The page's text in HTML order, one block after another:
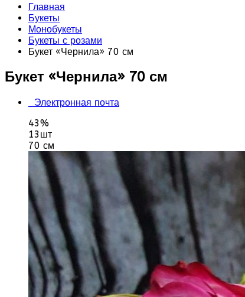
Главная
Букеты
Монобукеты
Букеты с розами
Букет «Чернила» 70 см
Букет «Чернила» 70 см
Электронная почта
43%
13шт
70 см